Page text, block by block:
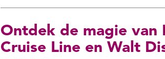
Ontdek de magie van
Cruise Line en Walt